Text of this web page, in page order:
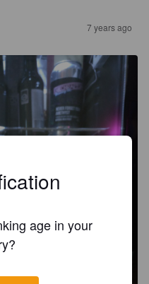
7 years ago
age in your